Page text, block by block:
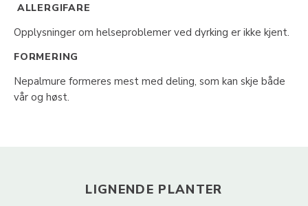
ALLERGIFARE
Opplysninger om helseproblemer ved dyrking er ikke kjent.
FORMERING
Nepalmure formeres mest med deling, som kan skje både
vår og høst.
LIGNENDE PLANTER